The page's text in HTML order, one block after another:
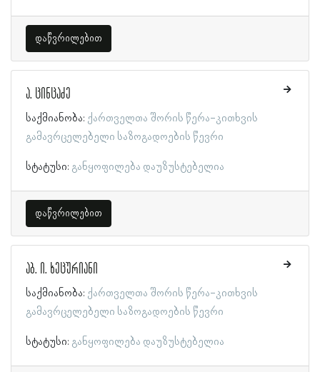
დაწვრილებით
ა. ცინცაძე
საქმიანობა: ქართველთა შორის წერა-კითხვის
გამავრცელებელი საზოგადოების წევრი
სტატუსი: განყოფილება დაუზუსტებელია
დაწვრილებით
აბ. ი. ხეცურიანი
საქმიანობა: ქართველთა შორის წერა-კითხვის
გამავრცელებელი საზოგადოების წევრი
სტატუსი: განყოფილება დაუზუსტებელია